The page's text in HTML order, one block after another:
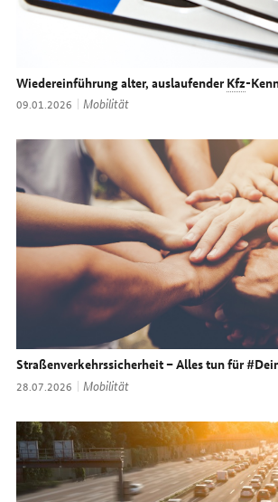
Wiedereinführung alter, auslaufenderKfz-
Datum:
09.01.2026 Thema:
Mobilität
Straßenverkehrssicherheit – Alles tun für
Datum:
28.07.2026 Thema:
Mobilität